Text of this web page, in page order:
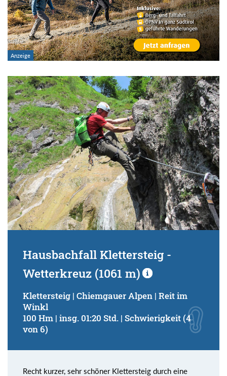
Gebirge:
Art der Tour:
Schwierigkeitsgrad:
von
bis
Kondition (Tourdauer):
von
bis
Suchbegriff:
Hausbachfall Klettersteig -
Wetterkreuz (1061 m)
Klettersteig | Chiemgauer Alpen | Reit im
Winkl
100 Hm | insg. 01:20 Std. | Schwierigkeit (4
von 6)
Recht kurzer, sehr schöner Klettersteig durch eine